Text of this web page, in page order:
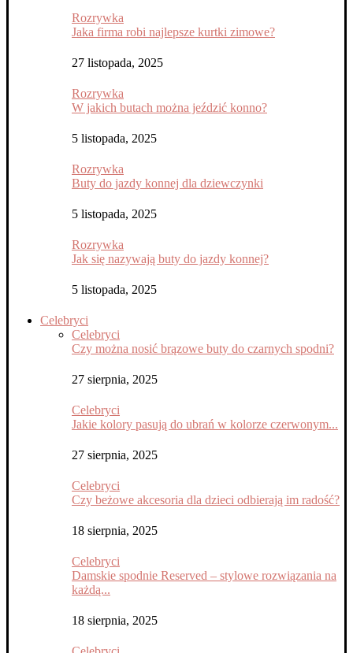
Rozrywka
Jaka firma robi najlepsze kurtki zimowe?
27 listopada, 2025
Rozrywka
W jakich butach można jeździć konno?
5 listopada, 2025
Rozrywka
Buty do jazdy konnej dla dziewczynki
5 listopada, 2025
Rozrywka
Jak się nazywają buty do jazdy konnej?
5 listopada, 2025
Celebryci
Celebryci
Czy można nosić brązowe buty do czarnych spodni?
27 sierpnia, 2025
Celebryci
Jakie kolory pasują do ubrań w kolorze czerwonym...
27 sierpnia, 2025
Celebryci
Czy beżowe akcesoria dla dzieci odbierają im radość?
18 sierpnia, 2025
Celebryci
Damskie spodnie Reserved – stylowe rozwiązania na
każdą...
18 sierpnia, 2025